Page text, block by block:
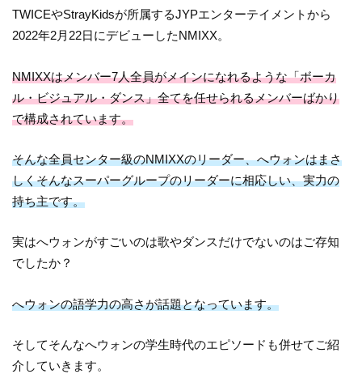
TWICEやStrayKidsが所属するJYPエンターテイメントから
2022年2月22日にデビューしたNMIXX。
NMIXXはメンバー7人全員がメインになれるような「ボーカ
ル・ビジュアル・ダンス」全てを任せられるメンバーばかり
で構成されています。
そんな全員センター級のNMIXXのリーダー、へウォンはまさ
しくそんなスーパーグループのリーダーに相応しい、実力の
持ち主です。
実はへウォンがすごいのは歌やダンスだけでないのはご存知
でしたか？
へウォンの語学力の高さが話題となっています。
そしてそんなへウォンの学生時代のエピソードも併せてご紹
介していきます。